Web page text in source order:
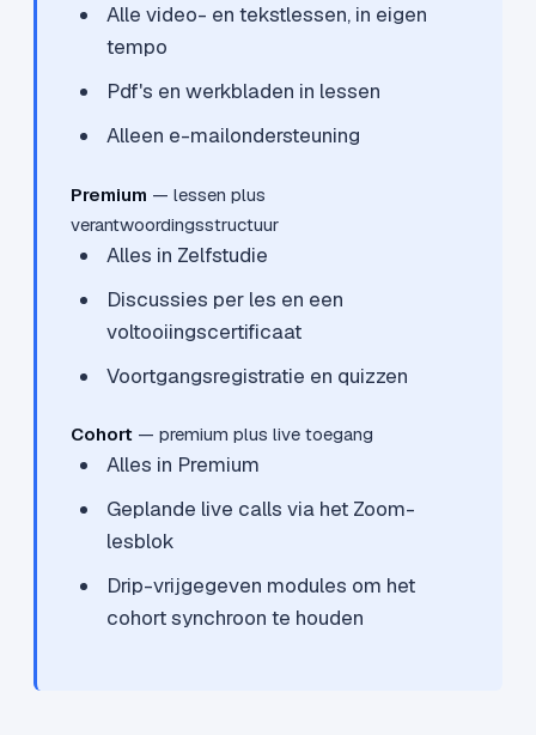
Alle video- en tekstlessen, in eigen
tempo
Pdf's en werkbladen in lessen
Alleen e-mailondersteuning
Premium — lessen plus
verantwoordingsstructuur
Alles in Zelfstudie
Discussies per les en een
voltooiingscertificaat
Voortgangsregistratie en quizzen
Cohort — premium plus live toegang
Alles in Premium
Geplande live calls via het Zoom-
lesblok
Drip-vrijgegeven modules om het
cohort synchroon te houden